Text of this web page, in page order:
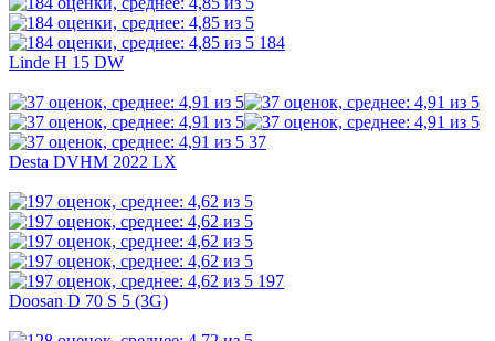
184
Linde H 15 DW
37
Desta DVHM 2022 LX
197
Doosan D 70 S 5 (3G)